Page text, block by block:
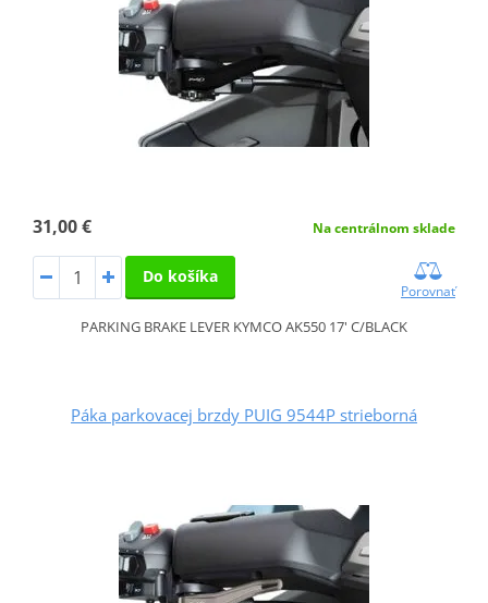
31,00 € Na centrálnom sklade
Do košíka
Porovnať
PARKING BRAKE LEVER KYMCO AK550 17' C/BLACK
Páka parkovacej brzdy PUIG 9544P strieborná